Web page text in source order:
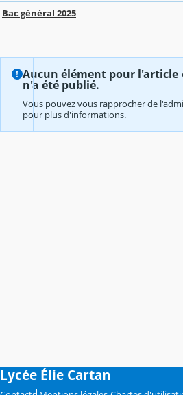
Bac général 2025
Aucun élément pour l'article
n'a été publié.
Vous pouvez vous rapprocher de
pour plus d'informations.
Lycée Élie Cartan